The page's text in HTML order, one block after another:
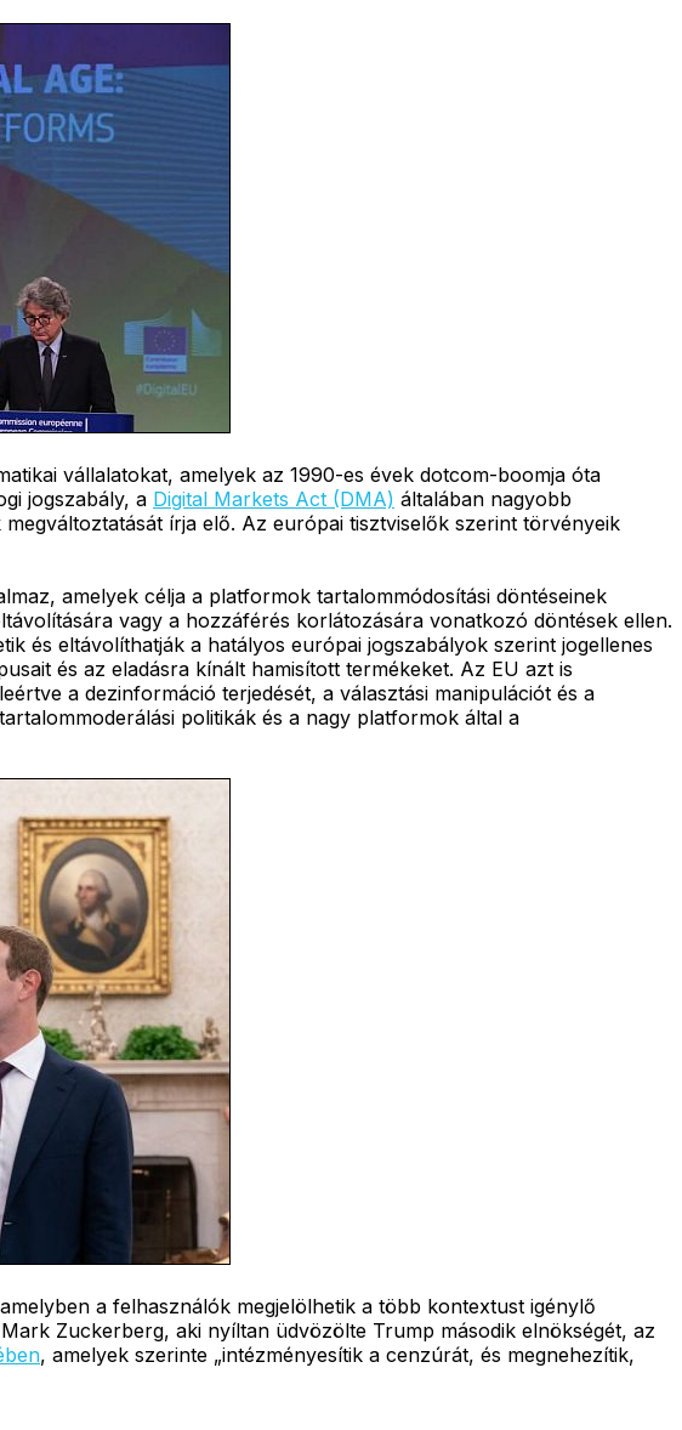
vállalatokat, amelyek az 1990-es évek dotcom-boomja óta
jogszabály, a Digital Markets Act (DMA) általában nagyobb
írja elő. Az európai tisztviselők szerint törvényeik
amelyek célja a platformok tartalommódosítási döntéseinek
vagy a hozzáférés korlátozására vonatkozó döntések ellen.
és eltávolíthatják a hatályos európai jogszabályok szerint jogellenes
és az eladásra kínált hamisított termékeket. Az EU azt is
a dezinformáció terjedését, a választási manipulációt és a
politikák és a nagy platformok által a
a felhasználók megjelölhetik a több kontextust igénylő
Zuckerberg, aki nyíltan üdvözölte Trump második elnökségét, az
, amelyek szerinte „intézményesítik a cenzúrát, és megnehezítik,